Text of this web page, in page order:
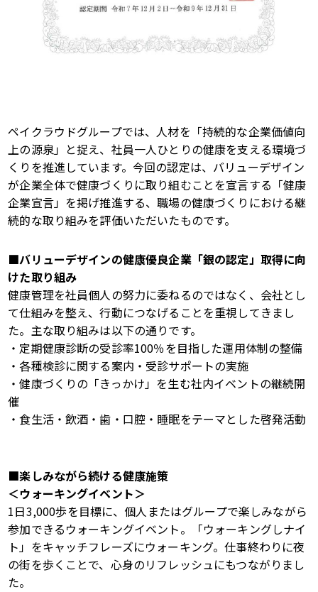
ペイクラウドグループでは、人材を「持続的な企業価値向
上の源泉」と捉え、社員一人ひとりの健康を支える環境づ
くりを推進しています。今回の認定は、バリューデザイン
が企業全体で健康づくりに取り組むことを宣言する「健康
企業宣言」を掲げ推進する、職場の健康づくりにおける継
続的な取り組みを評価いただいたものです。
■バリューデザインの健康優良企業「銀の認定」取得に向
けた取り組み
健康管理を社員個人の努力に委ねるのではなく、会社とし
て仕組みを整え、行動につなげることを重視してきまし
た。主な取り組みは以下の通りです。
・定期健康診断の受診率100％を目指した運用体制の整備
・各種検診に関する案内・受診サポートの実施
・健康づくりの「きっかけ」を生む社内イベントの継続開
催
・食生活・飲酒・歯・口腔・睡眠をテーマとした啓発活動
■楽しみながら続ける健康施策
＜ウォーキングイベント＞
1日3,000歩を目標に、個人またはグループで楽しみながら
参加できるウォーキングイベント。「ウォーキングしナイ
ト」をキャッチフレーズにウォーキング。仕事終わりに夜
の街を歩くことで、心身のリフレッシュにもつながりまし
た。